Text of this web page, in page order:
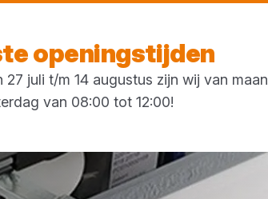
openingstijden
27 juli t/m 14 augustus zijn wij van
van 08:00 tot 12:00!